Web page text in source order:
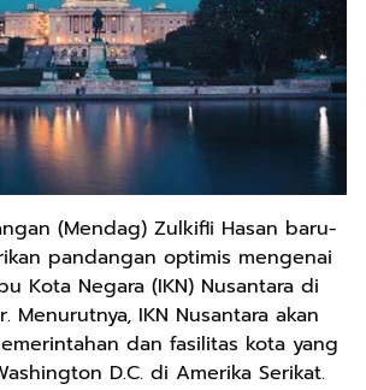
(Mendag) Zulkifli Hasan baru-
pandangan optimis mengenai
Kota Negara (IKN) Nusantara di
Menurutnya, IKN Nusantara akan
dan fasilitas kota yang
D.C. di Amerika Serikat.